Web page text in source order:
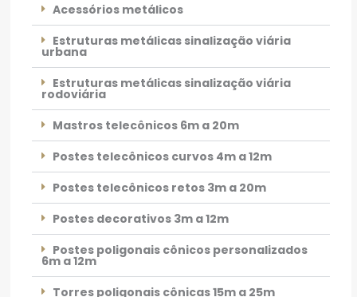
Acessórios metálicos
Estruturas metálicas sinalização viária
urbana
Estruturas metálicas sinalização viária
rodoviária
Mastros telecônicos 6m a 20m
Postes telecônicos curvos 4m a 12m
Postes telecônicos retos 3m a 20m
Postes decorativos 3m a 12m
Postes poligonais cônicos personalizados
6m a 12m
Torres poligonais cônicas 15m a 25m